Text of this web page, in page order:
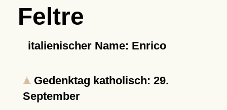
Feltre
italienischer Name: Enrico
Gedenktag katholisch: 29.
September